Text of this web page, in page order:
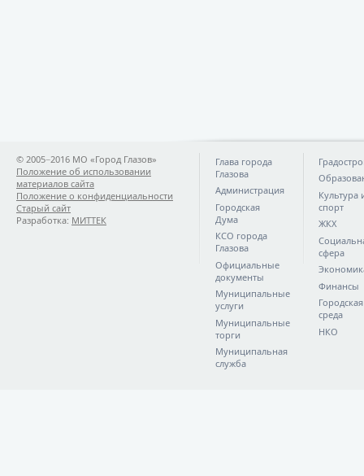
© 2005−2016 МО «Город Глазов»
Положение об использовании
материалов сайта
Положение о конфиденциальности
Старый сайт
Разработка: МИТТЕК
Глава города
Глазова
Администрация
Городская
Дума
КСО города
Глазова
Официальные
документы
Муниципальные
услуги
Муниципальные
торги
Муниципальная
служба
Культура
спорт
ЖКХ
сфера
Финансы
Городская
среда
НКО